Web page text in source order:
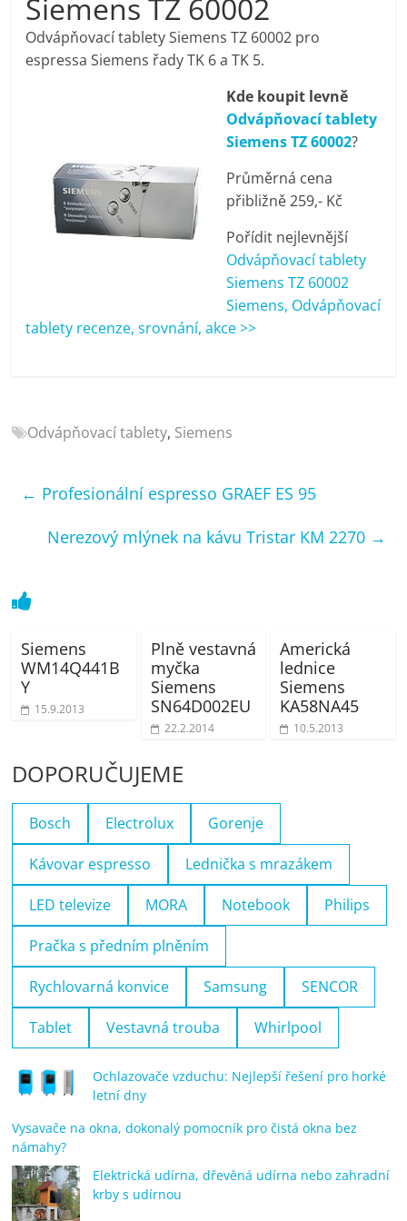
pračky,
televize,
notebooky,
mobilní
telefony,
bazény
Elektro
recenze,
pračky,
televize,
notebooky,
telefony,
kávovary,
Siemens TZ 60002
Odvápňovací tablety Siemens TZ 60002 pro
espressa Siemens řady TK 6 a TK 5.
Kde koupit levně
Odvápňovací tablety
Siemens TZ 60002?
Průměrná cena
přibližně 259,- Kč
Pořídit nejlevnější
Odvápňovací tablety
Siemens TZ 60002
Siemens, Odvápňovací
tablety recenze, srovnání, akce >>
Odvápňovací tablety, Siemens
← Profesionální espresso GRAEF ES 95
Nerezový mlýnek na kávu Tristar KM 2270 →
Siemens
WM14Q441B
Y
15.9.2013
Plně vestavná
myčka
Siemens
SN64D002EU
22.2.2014
Americká
lednice
Siemens
KA58NA45
10.5.2013
DOPORUČUJEME
Bosch Electrolux Gorenje
Kávovar espresso Lednička s mrazákem
LED televize MORA Notebook Philips
Pračka s předním plněním
Rychlovarná konvice Samsung SENCOR
Tablet Vestavná trouba Whirlpool
Ochlazovače vzduchu: Nejlepší řešení pro horké
letní dny
Vysavače na okna, dokonalý pomocník pro čistá okna bez
námahy?
Elektrická udírna, dřevěná udírna nebo zahradní
krby s udírnou